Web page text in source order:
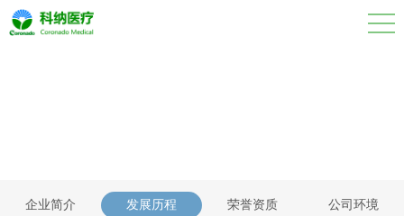
企业简介 发展历程 荣誉资质 公司环境